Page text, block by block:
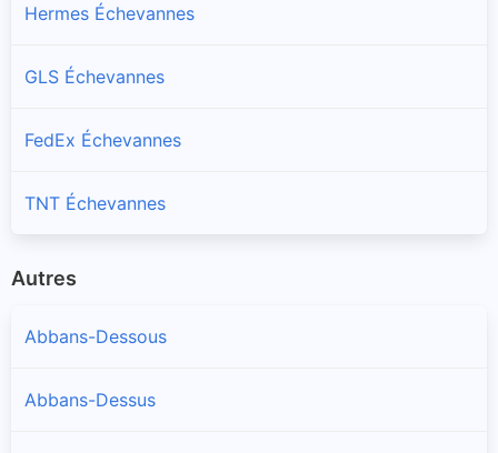
Hermes Échevannes
GLS Échevannes
FedEx Échevannes
TNT Échevannes
Autres
Abbans-Dessous
Abbans-Dessus